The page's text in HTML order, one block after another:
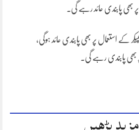
بھی پابندی عائد رہے گی۔
کے استعمال پر بھی پابندی عائد ہوگی،
بھی پابندی رہے گی۔